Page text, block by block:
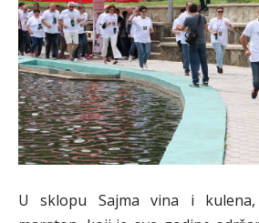
U sklopu Sajma vina i